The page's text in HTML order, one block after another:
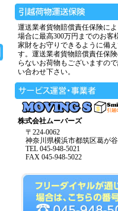
運送業者貨物賠償責任保険に
場合に最高300万円までのお客
家財をお守りできるように備
す。運送業者貨物賠償責任保
らないお荷物もございますの
い合わせ下さい。
株式会社ムーバーズ
〒224-0062
神奈川県横浜市都筑区葛が
TEL 045-948-5021
FAX 045-948-5022